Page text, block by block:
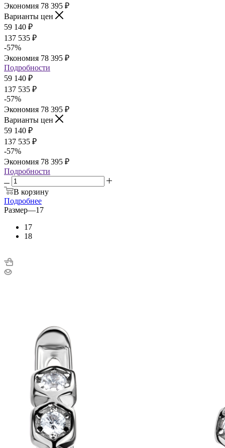
Экономия 78 395 ₽
Варианты цен
59 140 ₽
137 535 ₽
-57%
Экономия 78 395 ₽
Подробности
59 140 ₽
137 535 ₽
-57%
Экономия 78 395 ₽
Варианты цен
59 140 ₽
137 535 ₽
-57%
Экономия 78 395 ₽
Подробности
В корзину
Подробнее
Размер—17
17
18